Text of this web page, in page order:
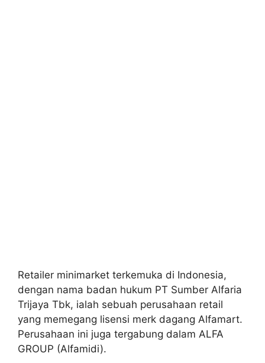
Retailer minimarket terkemuka di Indonesia,
dengan nama badan hukum PT Sumber Alfaria
Trijaya Tbk, ialah sebuah perusahaan retail
yang memegang lisensi merk dagang Alfamart.
Perusahaan ini juga tergabung dalam ALFA
GROUP (Alfamidi).